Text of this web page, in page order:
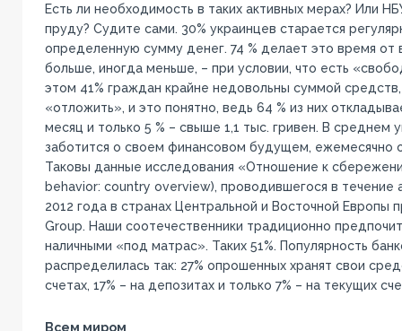
Есть ли необходимость в таких активных мерах? Или
пруду? Судите сами. 30% украинцев старается
определенную сумму денег. 74 % делает это время от
больше, иногда меньше, – при условии, что есть
этом 41% граждан крайне недовольны суммой
«отложить», и это понятно, ведь 64 % из них
месяц и только 5 % – свыше 1,1 тыс. гривен. В среднем
заботится о своем финансовом будущем, ежемесячно
Таковы данные исследования «Отношение к
behavior: country overview), проводившегося в течение
2012 года в странах Центральной и Восточной Европы
Group. Наши соотечественники традиционно
наличными «под матрас». Таких 51%. Популярность
распределилась так: 27% опрошенных хранят свои
счетах, 17% – на депозитах и только 7% – на текущих
Всем миром